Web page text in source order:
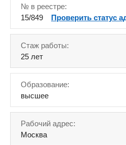
№ в реестре:
15/849 Проверить статус
Стаж работы:
25 лет
Образование:
высшее
Рабочий адрес:
Москва